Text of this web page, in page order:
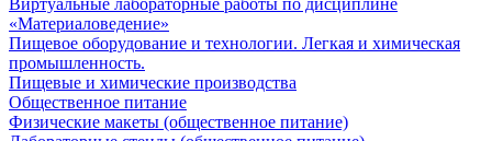
Виртуальные лабораторные работы по дисциплине
«Материаловедение»
Пищевое оборудование и технологии. Легкая и химическая
промышленность.
Пищевые и химические производства
Общественное питание
Физические макеты (общественное питание)